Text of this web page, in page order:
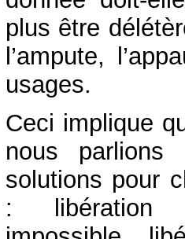
plus être
l’ampute,
usages.
Ceci implique
nous parlions
solutions pour
: libération